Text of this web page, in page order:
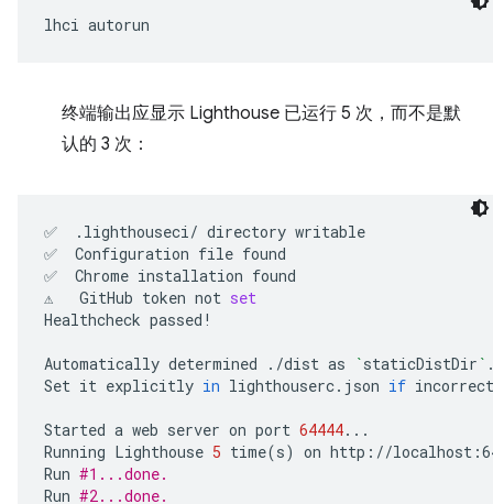
lhci
终端输出应显示 Lighthouse 已运行 5 次，而不是默
认的 3 次：
✅ .lighthouseci/ directory writable
✅
Configuration file found
✅
Chrome installation found
⚠️
GitHub token not set
Healthcheck passed!
Automatically determined ./dist as `staticDistDir `
Set it explicitly in lighthouserc.json if
Started a web server on port 64444...
Running Lighthouse 5 time(s) on http://
Run #1...done.
Run #2...done.